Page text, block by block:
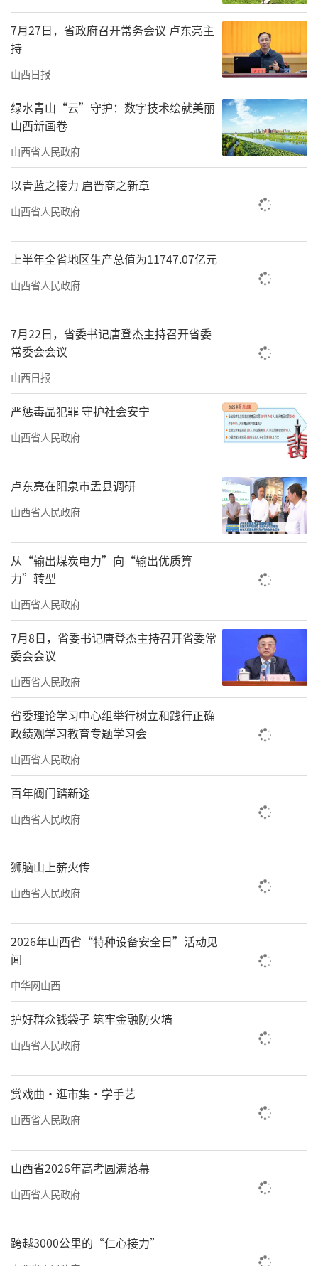
柳巷南路上，一些街边店铺喜气十足。店
家把灯笼、对联及有“兔”元素的商品摆在显
眼位置，或是售卖，或是当作装饰。铜锣湾步
行街更是挂满了红灯笼，充满了新年气氛，许
多
往
来顾客手里提着买好的年货，脸上洋溢着
幸福的笑容，与这喜庆的街景十分相衬。
走进康达·时光里，第一眼便能看到一片
联、吊钱、窗花、灯笼以及卯兔挂饰、花卉、
盆栽等，吸引了不少市民购买。商家们有的在
服务顾客，有的在分拣商品，忙个不停。“给
我拿最‘大个儿’的福字、吊钱，咱得红红火
火、热热闹闹地过年！”正在挑选年货的和先
生说，今年他孙子结婚，刚搬入新房，为了装
饰宽大、明亮的落地飘窗，他专门和老伴来挑
选“超大号”的福字、吊钱。
作为太原老牌商场之一，康隆商城是许多
老太原人购买年货的地方，偶尔也能看到年轻
人。“我年轻的时候就经常来这里，现在专门
带着孩子们过来，让他们感受感受以前过年的
那种热闹气氛！”五十多岁的贾先生说道。
万吉海鲜批发市场是太原市影响力较大的
一家综合性海鲜市场，承载着太原人舌尖上的
年味。
新鲜的大虾、肥美的生蚝、满膏的大闸
蟹……每一种美味面前都有顾客在细细挑
全，物美价廉。逢年过节，我们都要来这里采
购一趟。”家住五龙口三社区的王女士，拉着
便携的手推车，和老伴从一个档位逛到另一个
档位，精选着年货。
在一家批发活鱼的水产铺前，数名顾客排
着队购买活鱼，刮鳞、去内脏、清洗、装袋，
店铺老板熟练地帮助顾客处理好活鱼。“鲤鱼
和草鱼卖得最好，一天能卖二三百斤。老虎斑
和基围虾贵一些，草鱼、鲫鱼、鲈鱼等价格和
平日差不多。”摊主介绍，店里的海鲜都是当
天进货当天标价。
7月27日，省政府召开常务会议 卢东亮主
持
山西日报
绿水青山“云”守护：数字技术绘就美丽
山西新画卷
山西省人民政府
以青蓝之接力 启晋商之新章
山西省人民政府
上半年全省地区生产总值为11747.07亿元
山西省人民政府
7月22日，省委书记唐登杰主持召开省委
常委会会议
山西日报
严惩毒品犯罪 守护社会安宁
山西省人民政府
卢东亮在阳泉市盂县调研
山西省人民政府
从“输出煤炭电力”向“输出优质算
力”转型
山西省人民政府
7月8日，省委书记唐登杰主持召开省委常
委会会议
山西省人民政府
省委理论学习中心组举行树立和践行正确
政绩观学习教育专题学习会
山西省人民政府
百年阀门踏新途
山西省人民政府
狮脑山上薪火传
山西省人民政府
2026年山西省“特种设备安全日”活动见
闻
中华网山西
护好群众钱袋子 筑牢金融防火墙
山西省人民政府
赏戏曲·逛市集·学手艺
山西省人民政府
山西省2026年高考圆满落幕
山西省人民政府
跨越3000公里的“仁心接力”